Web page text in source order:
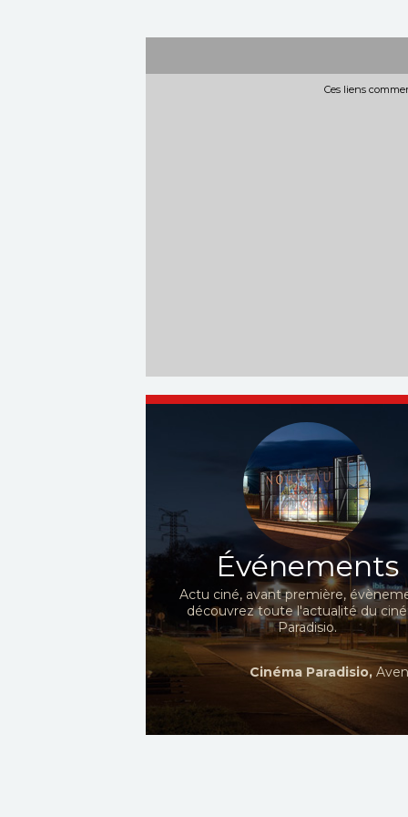
Ces liens
Événements
Actu ciné, avant première,
découvrez toute l'actualité du
Paradisio.
Cinéma Paradisio,